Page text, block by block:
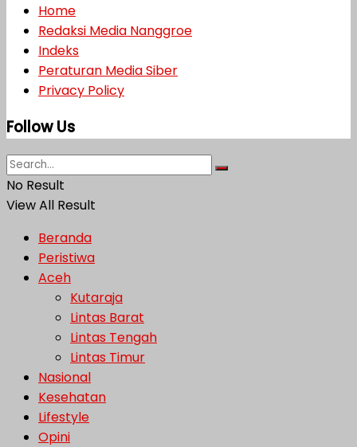
Home
Redaksi Media Nanggroe
Indeks
Peraturan Media Siber
Privacy Policy
Follow Us
No Result
View All Result
Beranda
Peristiwa
Aceh
Kutaraja
Lintas Barat
Lintas Tengah
Lintas Timur
Nasional
Kesehatan
Lifestyle
Opini